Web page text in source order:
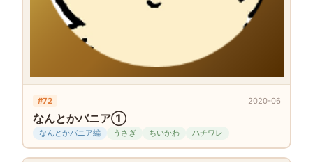
#72 2020-06
なんとかバニア①
なんとかバニア編 うさぎ ちいかわ ハチワレ